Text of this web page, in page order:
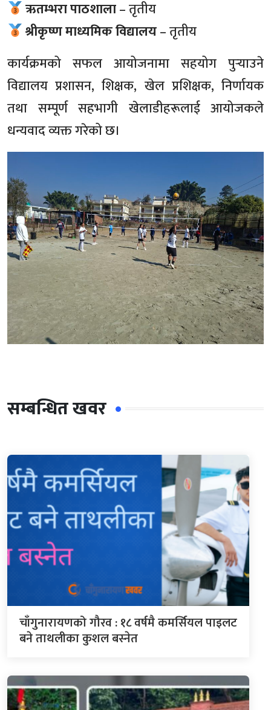
ऋतम्भरा पाठशाला– तृतीय
श्रीकृष्ण माध्यमिक विद्यालय– तृतीय
कार्यक्रमको सफल आयोजनामा सहयोग पुर्‍याउने
विद्यालय प्रशासन, शिक्षक, खेल प्रशिक्षक, निर्णायक
तथा सम्पूर्ण सहभागी खेलाडीहरूलाई आयोजकले
धन्यवाद व्यक्त गरेको छ।
सम्बन्धित खवर
चाँगुनारायणको गौरव : १८ वर्षमै कमर्सियल पाइलट
बने ताथलीका कुशल बस्नेत